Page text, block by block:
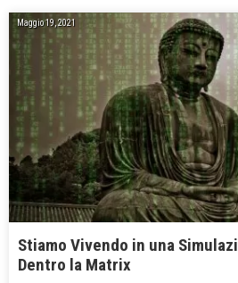
Maggio 19, 2021
Stiamo Vivendo in una
Dentro la Matrix